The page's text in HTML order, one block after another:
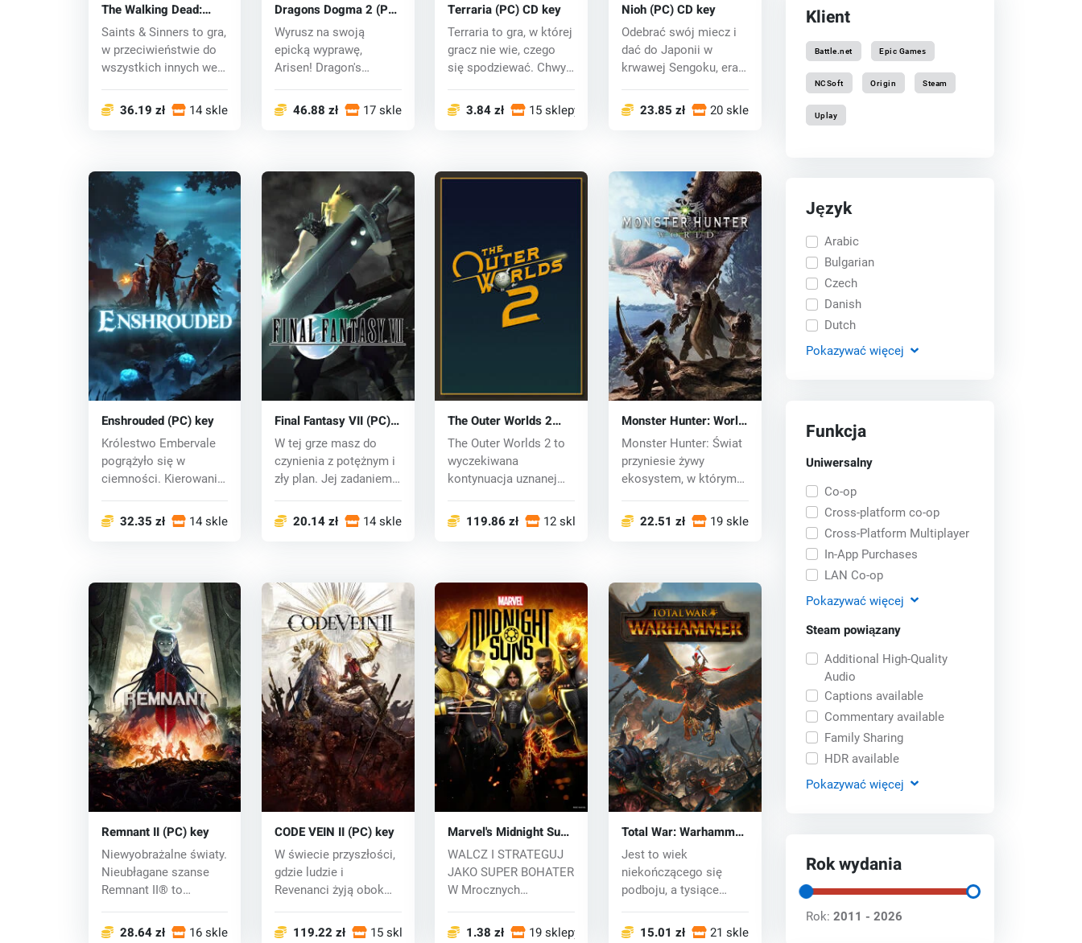
The Walking Dead:
Saints & Sinners (PC)
key
Saints & Sinners to gra,
w przeciwieństwie do
wszystkich innych we
36.19 zł 14 sklepy
Dragons Dogma 2 (PC)
key
Wyrusz na swoją
epicką wyprawę,
Arisen! Dragon's
fabule...
46.88 zł 17 sklepy
Terraria (PC) CD key
Terraria to gra, w której
gracz nie wie, czego
się spodziewać. Chwyć
3.84 zł 15 sklepy
Nioh (PC) CD key
Odebrać swój miecz i
dać do Japonii w
krwawej Sengoku, era
23.85 zł 20 sklepy
Enshrouded (PC) key
Królestwo Embervale
pogrążyło się w
ciemności. Kierowani
32.35 zł 14 sklepy
Final Fantasy VII (PC)
CD key
W tej grze masz do
czynienia z potężnym i
zły plan. Jej zadaniem
20.14 zł 14 sklepy
The Outer Worlds 2
(PC) key
The Outer Worlds 2 to
wyczekiwana
kontynuacja uznanej
119.86 zł 12 sklepy
Monster Hunter: World
(PC) CD key
Monster Hunter: Świat
przyniesie żywy
ekosystem, w którym
22.51 zł 19 sklepy
Remnant II (PC) key
Niewyobrażalne światy.
Nieubłagane szanse
Remnant II® to
28.64 zł 16 sklepy
CODE VEIN II (PC) key
W świecie przyszłości,
gdzie ludzie i
Revenanci żyją obok
119.22 zł 15 sklepy
Marvel's Midnight Suns
(PC)key
WALCZ I STRATEGUJ
JAKO SUPER BOHATER
W Mrocznych
Universe....
1.38 zł 19 sklepy
Total War: Warhammer
(PC) CD key
Jest to wiek
niekończącego się
podboju, a tysiące
w w...15.01 zł 21 sklepy
Klient
Battle.net Epic Games
NCSoft Origin Steam
Uplay
Język
Arabic
Bulgarian
Czech
Danish
Dutch
Pokazywać więcej
Funkcja
Uniwersalny
Co-op
Cross-platform co-op
Cross-Platform Multiplayer
In-App Purchases
LAN Co-op
Pokazywać więcej
Steam powiązany
Additional High-Quality
Audio
Captions available
Commentary available
Family Sharing
HDR available
Pokazywać więcej
Rok wydania
Rok:2011 - 2026